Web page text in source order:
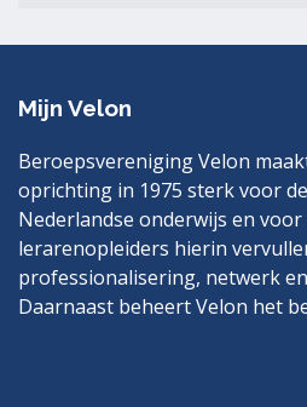
Mijn Velon
Beroepsvereniging Velon
oprichting in 1975 sterk voor
Nederlandse onderwijs en voor
lerarenopleiders hierin
professionalisering, netwerk
Daarnaast beheert Velon het